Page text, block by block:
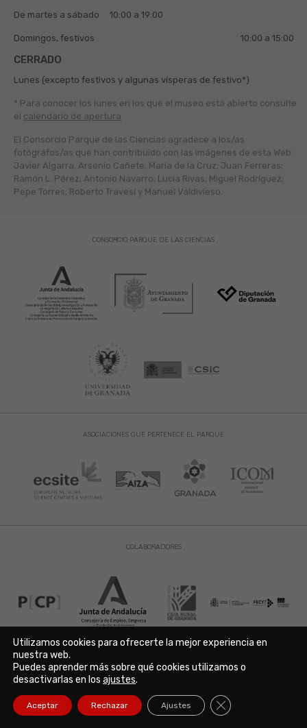
De martes a sábado 10:00 a 19:00
Domingos, festivos 10:00 a 15:00
CERRADO
Lunes (excepto festivos y algunas vísperas de festivo*)
* Para conocer los lunes en los que el museo está abierto consulte
el calendario de apertura
El Consorcio Parque de las Ciencias agradece a los/as
fotógráfos/as que han contribuido con las imágenes de esta Web:
Javier Algarra; Arsenio Cañete; María de la Cruz; Juan Ferreras;
Ramón L. Pérez; Antonio Navarro; Lucía Rivas; Miguel Rodríguez;
Pepe Torres; Roberto Travesí y Manuel Valdivieso.
ASOCIACIONES QUE PERTENECE EL PARQUE
CONSORCIO PARQUE DE LAS CIENCIAS
COLABORADORES
Aviso Legal | Política de Privacidad | Política de Cookies
Copyright © 2021. Parque de las Ciencias. Avda. de la Ciencia s/n
18006 Granada. España. Telf.: 958 131 900. Todos los derechos
reservados./
Utilizamos cookies para ofrecerte la mejor experiencia en
nuestra web.
Puedes aprender más sobre qué cookies utilizamos o
desactivarlas en los ajustes.
Aceptar Rechazar Ajustes Cerrar el banner de